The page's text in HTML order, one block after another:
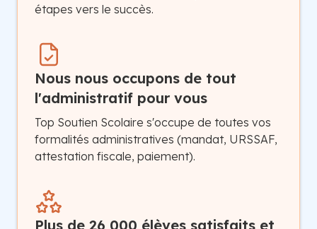
étapes vers le succès.
Nous nous occupons de tout
l'administratif pour vous
Top Soutien Scolaire s'occupe de toutes vos
formalités administratives (mandat, URSSAF,
attestation fiscale, paiement).
Plus de 26 000 élèves satisfaits et